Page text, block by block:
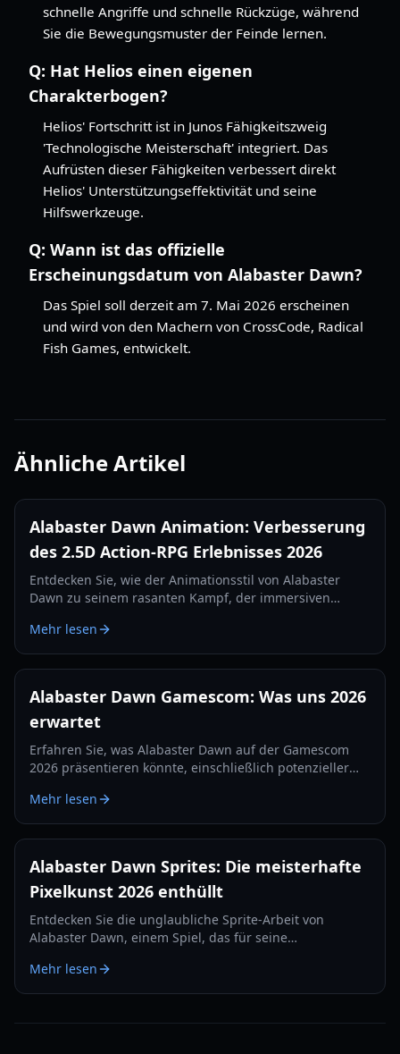
schnelle Angriffe und schnelle Rückzüge, während
Sie die Bewegungsmuster der Feinde lernen.
Q: Hat Helios einen eigenen
Charakterbogen?
Helios' Fortschritt ist in Junos Fähigkeitszweig
'Technologische Meisterschaft' integriert. Das
Aufrüsten dieser Fähigkeiten verbessert direkt
Helios' Unterstützungseffektivität und seine
Hilfswerkzeuge.
Q: Wann ist das offizielle
Erscheinungsdatum von Alabaster Dawn?
Das Spiel soll derzeit am 7. Mai 2026 erscheinen
und wird von den Machern von CrossCode, Radical
Fish Games, entwickelt.
Ähnliche Artikel
Alabaster Dawn Animation: Verbesserung
des 2.5D Action-RPG Erlebnisses 2026
Entdecken Sie, wie der Animationsstil von Alabaster
Dawn zu seinem rasanten Kampf, der immersiven
Action-RPG beiträgt.
Mehr lesen
Alabaster Dawn Gamescom: Was uns 2026
erwartet
Erfahren Sie, was Alabaster Dawn auf der Gamescom
2026 präsentieren könnte, einschließlich potenzieller
Einblicke.
Mehr lesen
Alabaster Dawn Sprites: Die meisterhafte
Pixelkunst 2026 enthüllt
Entdecken Sie die unglaubliche Sprite-Arbeit von
Alabaster Dawn, einem Spiel, das für seine
Animationen gelobt wird.
Mehr lesen